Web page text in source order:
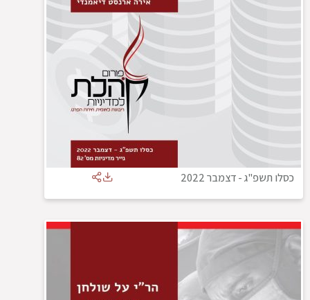
כסלו תשפ"ג-דצמבר 2022